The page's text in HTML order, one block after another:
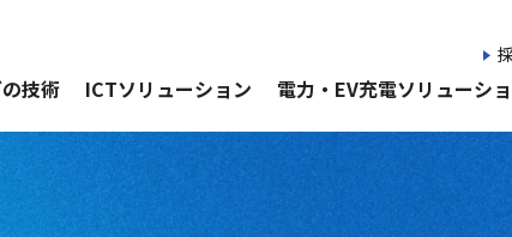
技術
ICTソリューション 電力・EV充電ソリューシ